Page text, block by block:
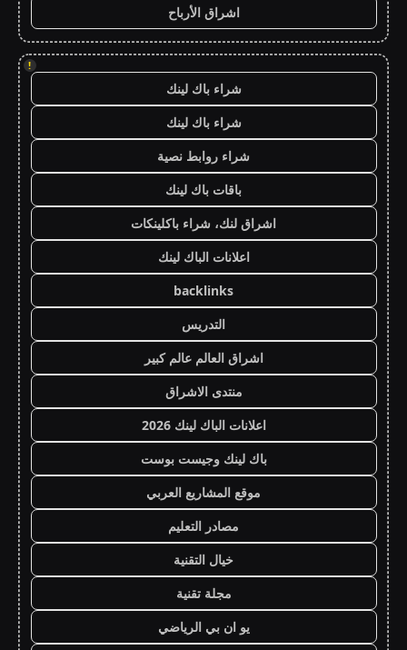
اشراق الأرباح
!
شراء باك لينك
شراء باك لينك
شراء روابط نصية
باقات باك لينك
اشراق لنك، شراء باكلينكات
اعلانات الباك لينك
backlinks
التدريس
اشراق العالم عالم كبير
منتدى الاشراق
اعلانات الباك لينك 2026
باك لينك وجيست بوست
موقع المشاريع العربي
مصادر التعليم
خيال التقنية
مجلة تقنية
يو ان بي الرياضي